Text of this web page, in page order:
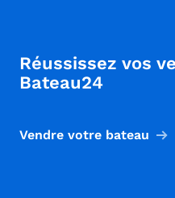
Réussissez vos
Bateau24
Vendre votre bateau